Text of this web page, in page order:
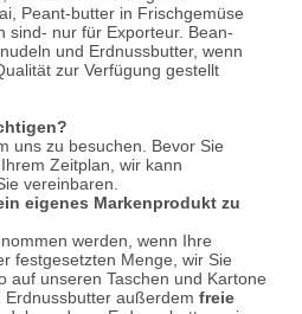
Peant-butter in Frischgemüse
sind- nur für Exporteur. Bean-
und Erdnussbutter, wenn
zur Verfügung gestellt
uns zu besuchen. Bevor Sie
Zeitplan, wir kann
vereinbaren.
eigenes Markenprodukt zu
werden, wenn Ihre
festgesetzten Menge, wir Sie
auf unseren Taschen und Kartone
außerdem freie